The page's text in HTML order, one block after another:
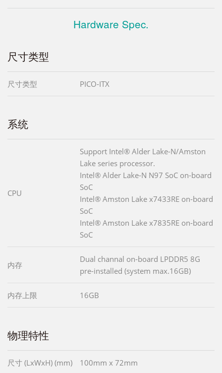
Hardware Spec.
尺寸类型
尺寸类型 PICO-ITX
系统
CPU
Support Intel® Alder Lake-N/Amston
Lake series processor.
Intel® Alder Lake-N N97 SoC on-board
SoC
Intel® Amston Lake x7433RE on-board
SoC
Intel® Amston Lake x7835RE on-board
SoC
内存
Dual channal on-board LPDDR5 8G
pre-installed (system max.16GB)
内存上限 16GB
物理特性
尺寸 (LxWxH) (mm) 100mm x 72mm